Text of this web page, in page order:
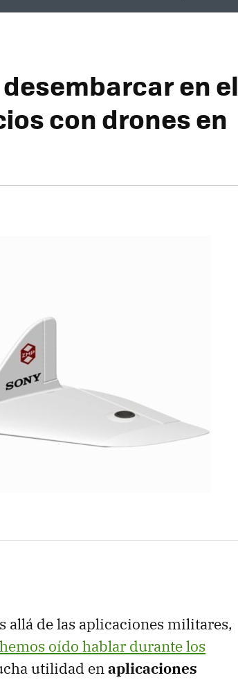
en el
con drones en
allá de las aplicaciones militares,
oído hablar durante los
utilidad enaplicaciones